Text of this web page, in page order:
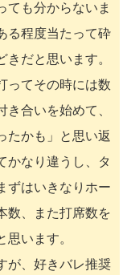
ても分からないま
る程度当たって砕
だと思います。
ってその時には数
合いを始めて、
たかも」と思い返
かなり違うし、タ
ずはいきなりホー
数、また打席数を
います。
が、好きバレ推奨